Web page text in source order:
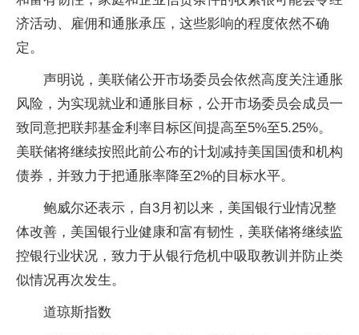
济活动、雇佣和通胀承压，这些影响的程度依然不确
定。
声明说，美联储公开市场委员会依然高度关注通胀
风险，为实现就业和通胀目标，公开市场委员会成员一
致同意把联邦基金利率目标区间提高至5%至5.25%。
美联储将继续按照此前公布的计划减持美国国债和机构
债券，并致力于把通胀率降至2%的目标水平。
鲍威尔还表示，自3月初以来，美国银行业情况整
体改善，美国银行业健康和富有韧性，美联储将继续监
控银行业状况，致力于从银行危机中吸取教训并防止类
似情况再次发生。
道琼斯指数